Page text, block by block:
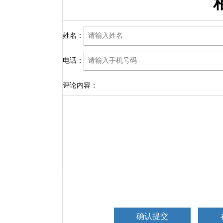
姓名：
电话：
评论内容：